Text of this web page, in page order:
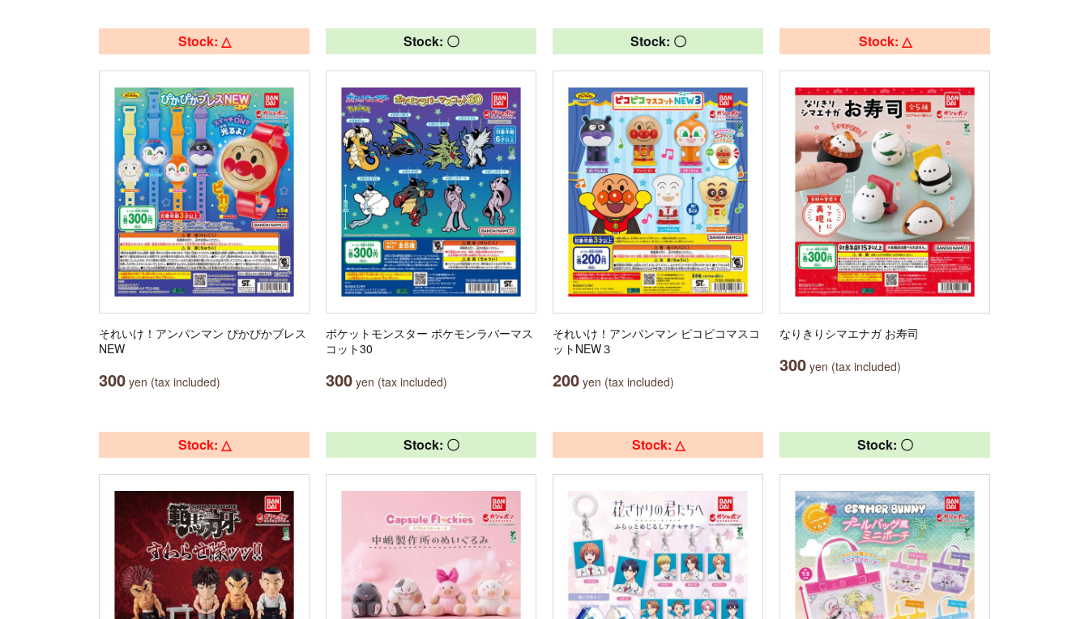
Stock: △
それいけ！アンパンマン ぴかぴかブレス
NEW
300 yen (tax included)
Stock: 〇
ポケットモンスター ポケモンラバーマス
コット30
300 yen (tax included)
Stock: 〇
それいけ！アンパンマン ピコピコマスコ
ットNEW３
200 yen (tax included)
Stock: △
なりきりシマエナガ お寿司
300 yen (tax included)
Stock: △ Stock: 〇 Stock: △ Stock: 〇